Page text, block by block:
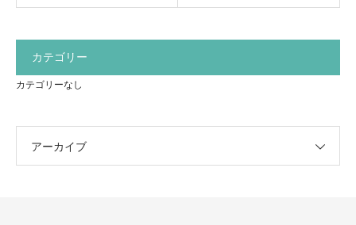
カテゴリー
カテゴリーなし
アーカイブ